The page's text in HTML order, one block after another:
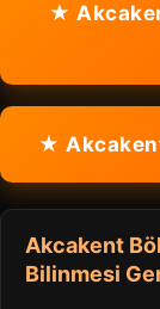
★
★
Akcakent
Bilinmesi